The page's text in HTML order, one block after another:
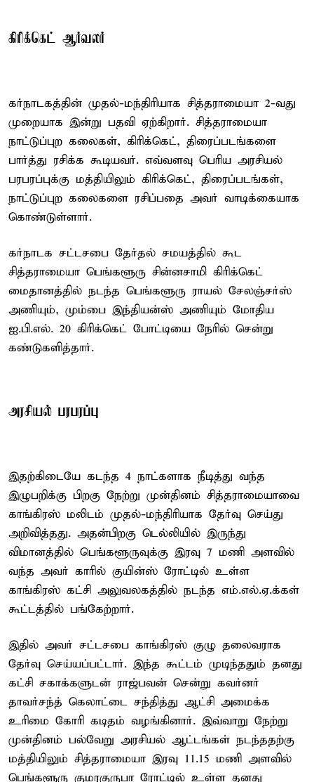
கிரிக்கெட் ஆர்வலர்
கர்நாடகத்தின் முதல்-மந்திரியாக சித்தராமையா 2-வது
முறையாக இன்று பதவி ஏற்கிறார். சித்தராமையா
நாட்டுப்புற கலைகள், கிரிக்கெட், திரைப்படங்களை
பார்த்து ரசிக்க கூடியவர். எவ்வளவு பெரிய அரசியல்
பரபரப்புக்கு மத்தியிலும் கிரிக்கெட், திரைப்படங்கள்,
நாட்டுப்புற கலைகளை ரசிப்பதை அவர் வாடிக்கையாக
கொண்டுள்ளார்.
கர்நாடக சட்டசபை தேர்தல் சமயத்தில் கூட
சித்தராமையா பெங்களூரு சின்னசாமி கிரிக்கெட்
மைதானத்தில் நடந்த பெங்களூரு ராயல் சேலஞ்சர்ஸ்
அணியும், மும்பை இந்தியன்ஸ் அணியும் மோதிய
ஐ.பி.எல். 20 கிரிக்கெட் போட்டியை நேரில் சென்று
கண்டுகளித்தார்.
அரசியல் பரபரப்பு
இதற்கிடையே கடந்த 4 நாட்களாக நீடித்து வந்த
இழுபறிக்கு பிறகு நேற்று முன்தினம் சித்தராமையாவை
காங்கிரஸ் மலிடம் முதல்-மந்திரியாக தேர்வு செய்து
அறிவித்தது. அதன்பிறகு டெல்லியில் இருந்து
விமானத்தில் பெங்களூருவுக்கு இரவு 7 மணி அளவில்
வந்த அவர் காரில் குயின்ஸ் ரோட்டில் உள்ள
காங்கிரஸ் கட்சி அலுவலகத்தில் நடந்த எம்.எல்.ஏ.க்கள்
கூட்டத்தில் பங்கேற்றார்.
இதில் அவர் சட்டசபை காங்கிரஸ் குழு தலைவராக
தேர்வு செய்யப்பட்டார். இந்த கூட்டம் முடிந்ததும் தனது
கட்சி சகாக்களுடன் ராஜ்பவன் சென்று கவர்னர்
தாவர்சந்த் கெலாட்டை சந்தித்து ஆட்சி அமைக்க
உரிமை கோரி கடிதம் வழங்கினார். இவ்வாறு நேற்று
முன்தினம் பல்வேறு அரசியல் ஆட்டங்கள் நடந்ததற்கு
மத்தியிலும் சித்தராமையா இரவு 11.15 மணி அளவில்
பெங்களூரு குமரகுருபா ரோட்டில் உள்ள தனது